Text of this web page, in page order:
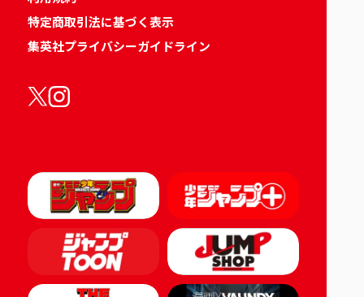
特定商取引法に基づく表示
集英社プライバシーガイドライン